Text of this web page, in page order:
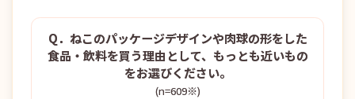
Q．ねこのパッケージデザインや肉球の形をした
食品・飲料を買う理由として、もっとも近いもの
をお選びください。
(n=609※)